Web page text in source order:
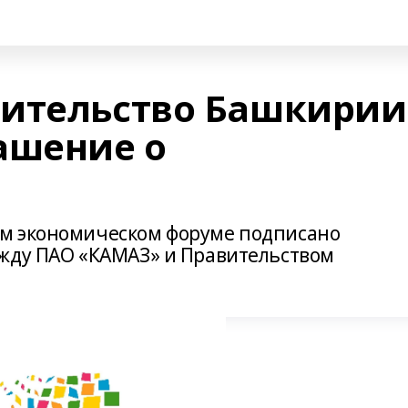
Башкирии
о
экономическом форуме подписано
ПАО «КАМАЗ» и Правительством